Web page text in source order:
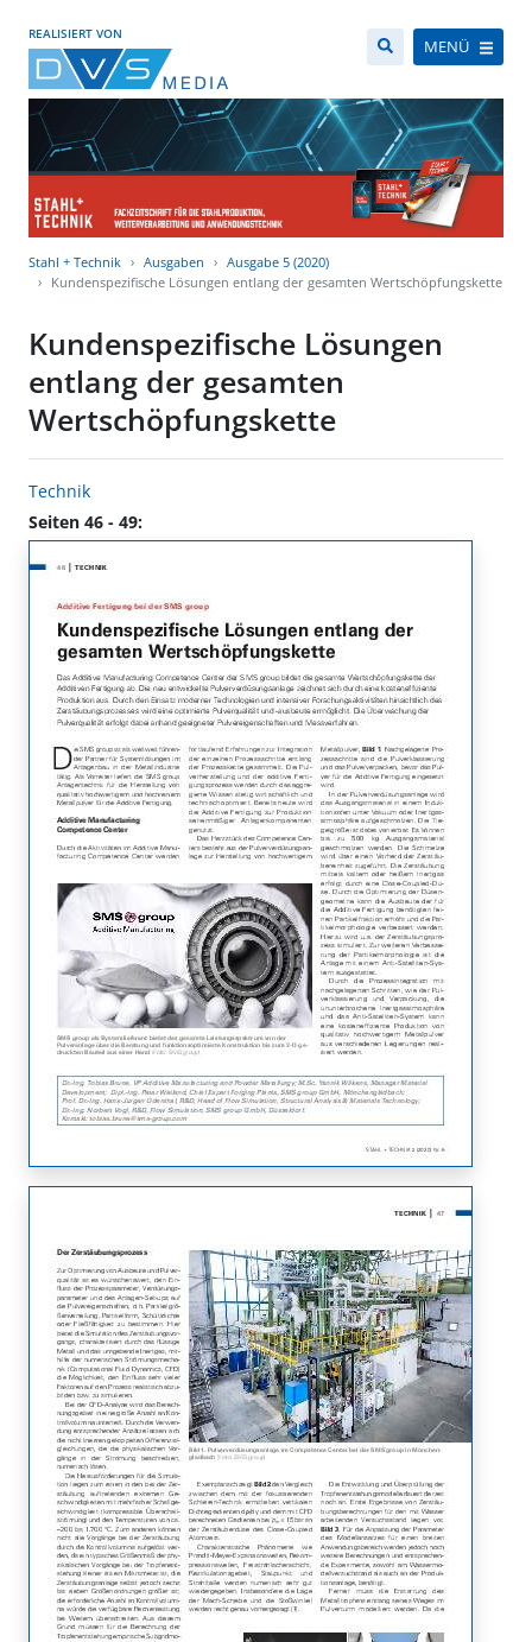
REALISIERT VON
MENÜ
Stahl + Technik Ausgaben
Ausgabe 5 (2020)
Kundenspezifische Lösungen entlang der gesamten Wertschöpfungskette
Kundenspezifische Lösungen
entlang der gesamten
Wertschöpfungskette
Technik
Seiten 46 - 49: